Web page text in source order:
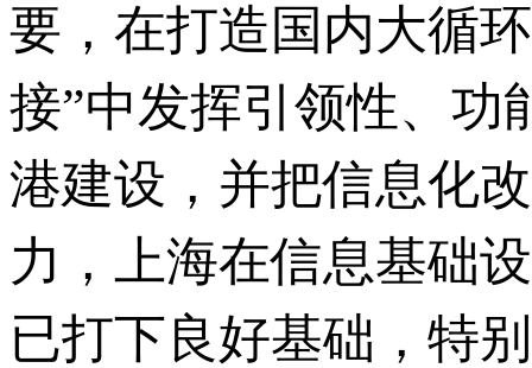
要，在打造国内大循
接”中发挥引领性、功
港建设，并把信息化
力，上海在信息基础
已打下良好基础，特